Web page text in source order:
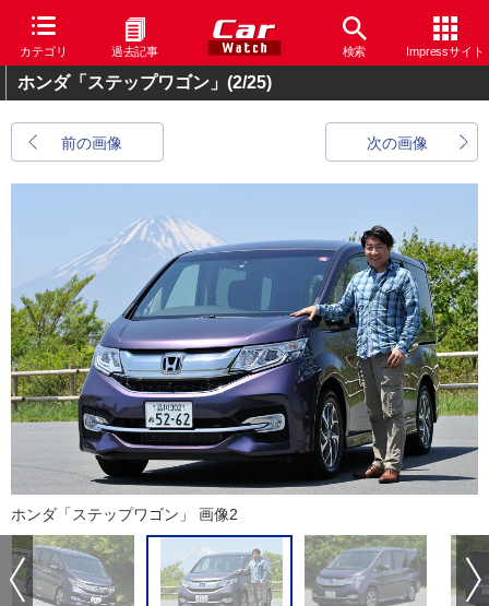
カテゴリ 過去記事 検索 Impressサイト
ホンダ「ステップワゴン」 (2/25)
前の画像 次の画像
ホンダ「ステップワゴン」 画像2